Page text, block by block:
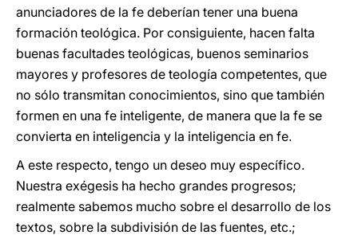
anunciadores de la fe deberían tener una buena
formación teológica. Por consiguiente, hacen falta
buenas facultades teológicas, buenos seminarios
mayores y profesores de teología competentes, que
no sólo transmitan conocimientos, sino que también
formen en una fe inteligente, de manera que la fe se
convierta en inteligencia y la inteligencia en fe.
A este respecto, tengo un deseo muy específico.
Nuestra exégesis ha hecho grandes progresos;
realmente sabemos mucho sobre el desarrollo de los
textos, sobre la subdivisión de las fuentes, etc.;